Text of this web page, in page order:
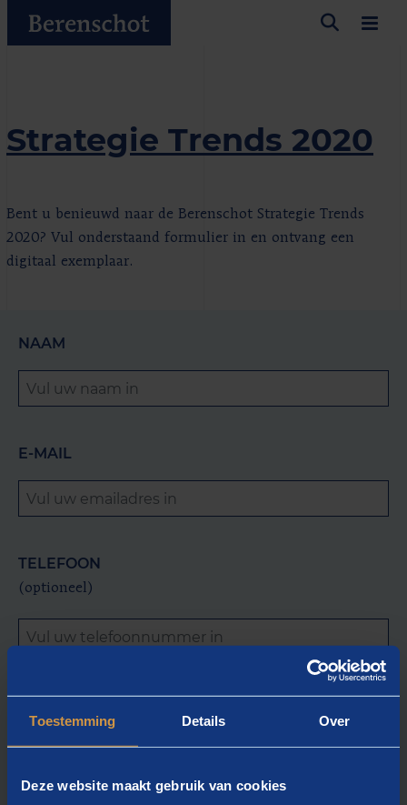
Toestemming Details Over
Deze website maakt gebruik van cookies
Strategie Trends 2020
Bent u benieuwd naar de Berenschot Strategie Trends
2020? Vul onderstaand formulier in en ontvang een
digitaal exemplaar.
NAAM
E-MAIL
TELEFOON
(optioneel)
OP DE HOOGTE BLIJVEN
mij op de hoogte te houden van het